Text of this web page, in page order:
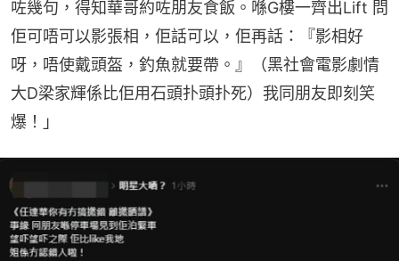
咗幾句，得知華哥約咗朋友食飯。喺G樓一齊出Lift 問
佢可唔可以影張相，佢話可以，佢再話：『影相好
呀，唔使戴頭盔，釣魚就要帶。』（黑社會電影劇情
大D梁家輝係比佢用石頭扑頭扑死）我同朋友即刻笑
爆！」